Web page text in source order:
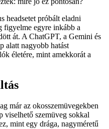
headsetet próbált eladni
figyelme egyre inkább a
át. A ChatGPT, a Gemini és
alatt nagyobb hatást
életére, mint amekkorát a
már az okosszemüvegekben
viselhető szemüveg sokkal
mint egy drága, nagyméretű